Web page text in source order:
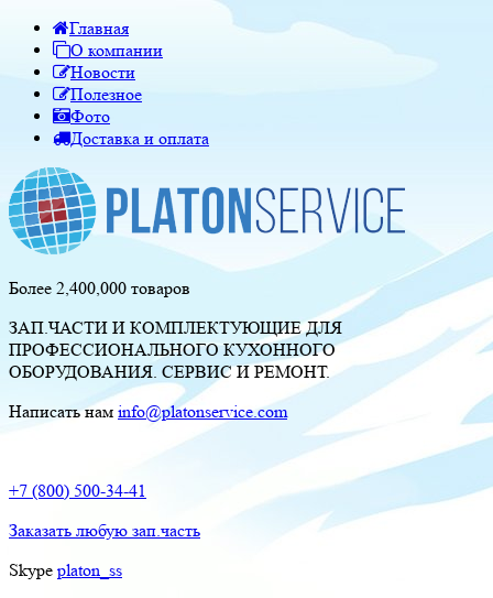
Главная
О компании
Новости
Полезное
Фото
Доставка и оплата
Более 2,400,000 товаров
ЗАП.ЧАСТИ И КОМПЛЕКТУЮЩИЕ ДЛЯ
ПРОФЕССИОНАЛЬНОГО КУХОННОГО
ОБОРУДОВАНИЯ. СЕРВИС И РЕМОНТ.
Написать нам info@platonservice.com
+7 (800) 500-34-41
Заказать любую зап.часть
Skype platon_ss